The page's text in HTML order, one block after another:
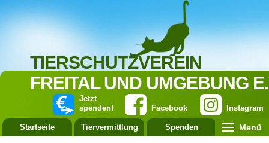
TIERSCHUTZVEREIN
FREITAL UND UMGEBUNG
Instagram
Facebook
Jetzt
spenden!
Startseite Tiervermittlung Spenden Menü